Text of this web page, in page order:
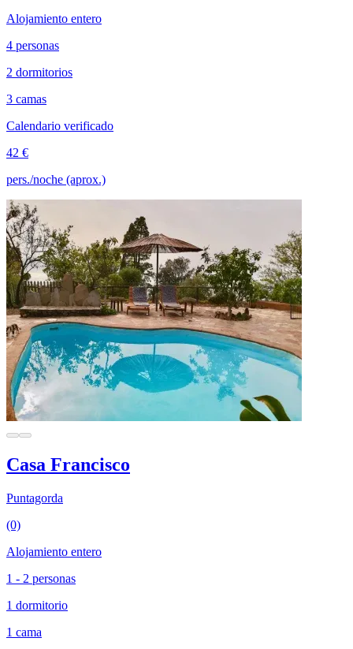
Alojamiento entero
4 personas
2 dormitorios
3 camas
Calendario verificado
42 €
pers./noche (aprox.)
Casa Francisco
Puntagorda
(0)
Alojamiento entero
1 - 2 personas
1 dormitorio
1 cama